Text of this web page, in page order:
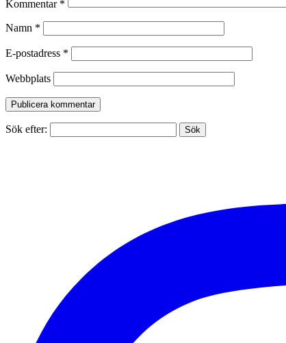
Kommentar *
Namn *
E-postadress *
Webbplats
Sök efter: